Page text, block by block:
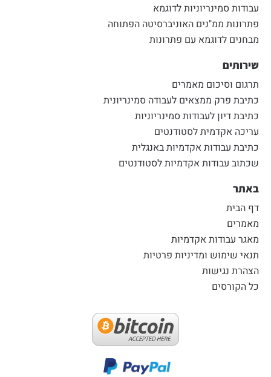
עבודות סמינריוניות לדוגמא
פתרונות ממ"נים האוניברסיטה הפתוחה
מבחנים לדוגמא עם פתרונות
שירותים
תרגום וסיכום מאמרים
כתיבת פרק ממצאים לעבודה סמינריונית
כתיבת דיון לעבודות סמינריוניות
עריכה אקדמית לסטודנטים
כתיבת עבודות אקדמיות באנגלית
שכתוב עבודות אקדמיות לסטודנטים
באתר
דף הבית
מאמרים
מאגר עבודות אקדמיות
תנאי שימוש ומדיניות פרטיות
הצהרת נגישות
כל הקורסים